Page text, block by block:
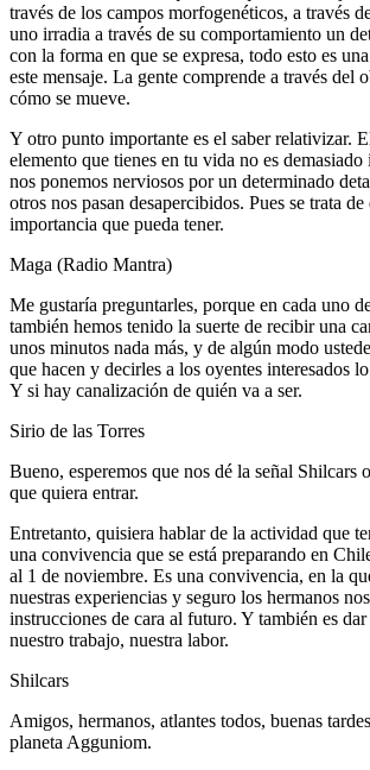
través de los campos morfogenéticos, a través
uno irradia a través de su comportamiento un
con la forma en que se expresa, todo esto es
este mensaje. La gente comprende a través del
cómo se mueve.
Y otro punto importante es el saber relativizar.
elemento que tienes en tu vida no es
nos ponemos nerviosos por un determinado
otros nos pasan desapercibidos. Pues se trata
importancia que pueda tener.
Maga (Radio Mantra)
Me gustaría preguntarles, porque en cada uno
también hemos tenido la suerte de recibir una
unos minutos nada más, y de algún modo
que hacen y decirles a los oyentes interesados
Y si hay canalización de quién va a ser.
Sirio de las Torres
Bueno, esperemos que nos dé la señal Shilcars
que quiera entrar.
Entretanto, quisiera hablar de la actividad que
una convivencia que se está preparando en
al 1 de noviembre. Es una convivencia, en la
nuestras experiencias y seguro los hermanos
instrucciones de cara al futuro. Y también es
nuestro trabajo, nuestra labor.
Shilcars
Amigos, hermanos, atlantes todos, buenas
planeta Agguniom.